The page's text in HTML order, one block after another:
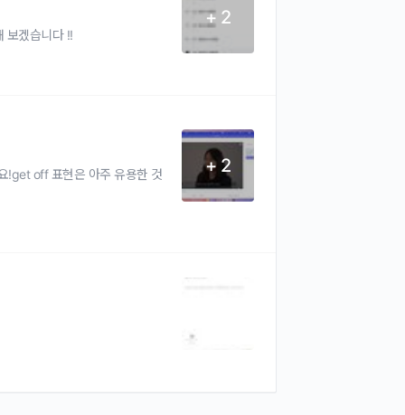
보겠습니다 !!
+ 2
!get off 표현은 아주 유용한 것 + 2